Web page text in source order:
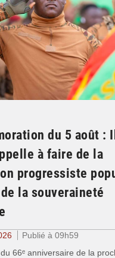
du 5 août :
à faire de la
progressiste
la souveraineté
Publié à 09h59
du 66ᵉ anniversaire de la